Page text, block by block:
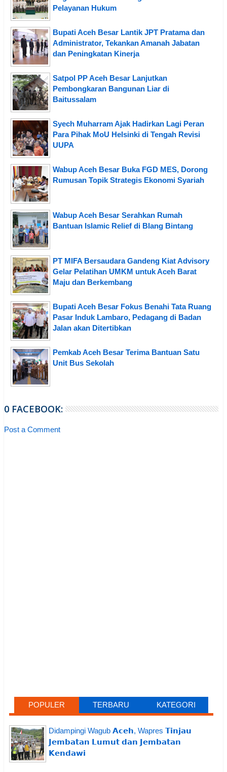
Pelayanan Hukum
Bupati Aceh Besar Lantik JPT Pratama dan
Administrator, Tekankan Amanah Jabatan
dan Peningkatan Kinerja
Satpol PP Aceh Besar Lanjutkan
Pembongkaran Bangunan Liar di
Baitussalam
Syech Muharram Ajak Hadirkan Lagi Peran
Para Pihak MoU Helsinki di Tengah Revisi
UUPA
Wabup Aceh Besar Buka FGD MES, Dorong
Rumusan Topik Strategis Ekonomi Syariah
Wabup Aceh Besar Serahkan Rumah
Bantuan Islamic Relief di Blang Bintang
PT MIFA Bersaudara Gandeng Kiat Advisory
Gelar Pelatihan UMKM untuk Aceh Barat
Maju dan Berkembang
Bupati Aceh Besar Fokus Benahi Tata Ruang
Pasar Induk Lambaro, Pedagang di Badan
Jalan akan Ditertibkan
Pemkab Aceh Besar Terima Bantuan Satu
Unit Bus Sekolah
0 FACEBOOK:
Post a Comment
POPULER TERBARU KATEGORI
Didampingi Wagub 𝗔𝗰𝗲𝗵, Wapres 𝗧𝗶𝗻𝗷𝗮𝘂
𝗝𝗲𝗺𝗯𝗮𝘁𝗮𝗻 𝗟𝘂𝗺𝘂𝘁 𝗱𝗮𝗻 𝗝𝗲𝗺𝗯𝗮𝘁𝗮𝗻
𝗞𝗲𝗻𝗱𝗮𝘄𝗶